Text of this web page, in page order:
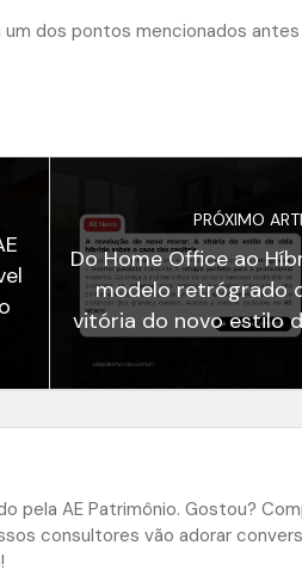
dos pontos mencionados
PRÓXIMO
Do Home Office ao
modelo retrógrado
vitória do novo estilo
pela AE Patrimônio. Gostou?
consultores vão adorar